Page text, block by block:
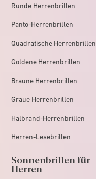
Runde Herrenbrillen
Panto-Herrenbrillen
Quadratische Herrenbrillen
Goldene Herrenbrillen
Braune Herrenbrillen
Graue Herrenbrillen
Halbrand-Herrenbrillen
Herren-Lesebrillen
Sonnenbrillen für
Herren